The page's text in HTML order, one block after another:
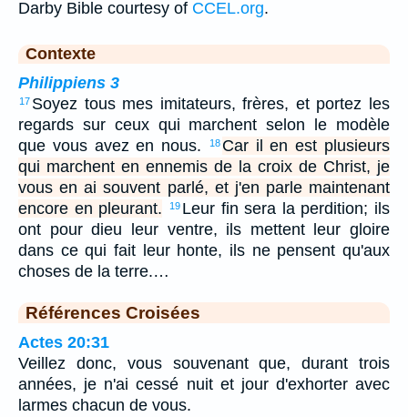
Darby Bible courtesy of CCEL.org.
Contexte
Philippiens 3
17 Soyez tous mes imitateurs, frères, et portez les
regards sur ceux qui marchent selon le modèle
que vous avez en nous.
18 Car il en est plusieurs
qui marchent en ennemis de la croix de Christ, je
vous en ai souvent parlé, et j'en parle maintenant
encore en pleurant.
19 Leur fin sera la perdition; ils
ont pour dieu leur ventre, ils mettent leur gloire
dans ce qui fait leur honte, ils ne pensent qu'aux
choses de la terre.…
Références Croisées
Actes 20:31
Veillez donc, vous souvenant que, durant trois
années, je n'ai cessé nuit et jour d'exhorter avec
larmes chacun de vous.